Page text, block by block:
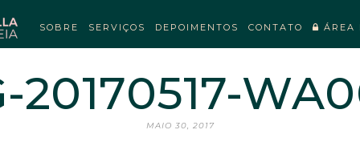
SOBRE SERVIÇOS DEPOIMENTOS CONTATO ÁREA
20170517-
MAIO 30, 2017